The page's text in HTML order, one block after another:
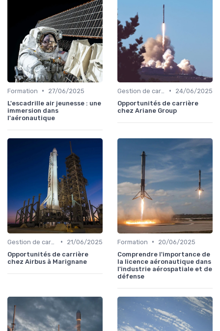
Formation •
27/06/2025
L'escadrille air jeunesse : une
immersion dans
l'aéronautique
•
24/06/2025
Opportunités de carrière
chez Ariane Group
•
21/06/2025
Opportunités de carrière
chez Airbus à Marignane
Formation •
20/06/2025
Comprendre l'importance de
la licence aéronautique dans
l'industrie aérospatiale et de
défense